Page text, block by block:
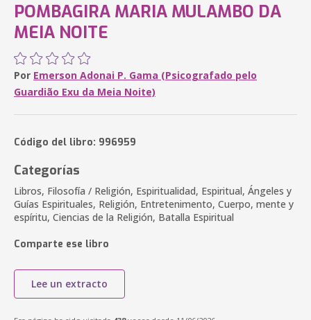
POMBAGIRA MARIA MULAMBO DA
MEIA NOITE
Por Emerson Adonai P. Gama (Psicografado pelo
Guardião Exu da Meia Noite)
Código del libro: 996959
Categorías
Libros, Filosofía / Religión, Espiritualidad, Espiritual, Ángeles y
Guías Espirituales, Religión, Entretenimento, Cuerpo, mente y
espíritu, Ciencias de la Religión, Batalla Espiritual
Comparte ese libro
Lee un extracto